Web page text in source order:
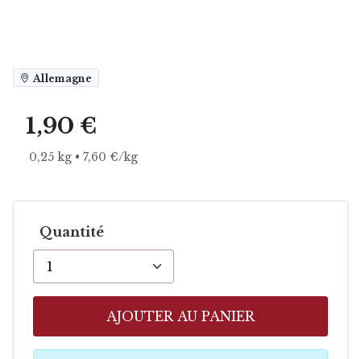
Allemagne
1,90 €
0,25 kg • 7,60 €/kg
Quantité
AJOUTER AU PANIER